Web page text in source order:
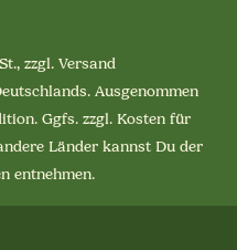
zzgl. Versand
Ausgenommen
Ggfs. zzgl. Kosten für
Länder kannst Du der
entnehmen.